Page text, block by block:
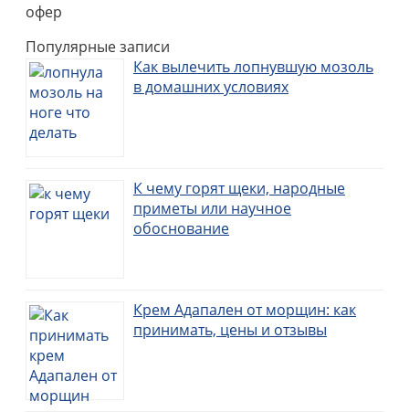
офер
Популярные записи
Как вылечить лопнувшую мозоль
в домашних условиях
К чему горят щеки, народные
приметы или научное
обоснование
Крем Адапален от морщин: как
принимать, цены и отзывы